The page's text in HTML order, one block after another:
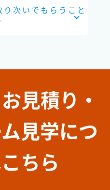
次いでもらうこと
見積り・
見学につ
ちら